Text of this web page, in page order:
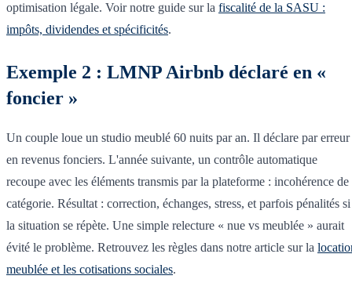
optimisation légale. Voir notre guide sur la fiscalité de la SASU :
impôts, dividendes et spécificités.
Exemple 2 : LMNP Airbnb déclaré en «
foncier »
Un couple loue un studio meublé 60 nuits par an. Il déclare par erreur
en revenus fonciers. L'année suivante, un contrôle automatique
recoupe avec les éléments transmis par la plateforme : incohérence de
catégorie. Résultat : correction, échanges, stress, et parfois pénalités si
la situation se répète. Une simple relecture « nue vs meublée » aurait
évité le problème. Retrouvez les règles dans notre article sur la
meublée et les cotisations sociales.